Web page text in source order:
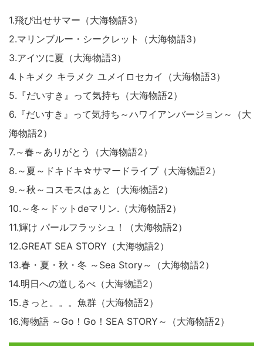
1.飛び出せサマー（大海物語3）
2.マリンブルー・シークレット（大海物語3）
3.アイツに夏（大海物語3）
4.トキメク キラメク ユメイロセカイ（大海物語3）
5.『だいすき』って気持ち（大海物語2）
6.『だいすき』って気持ち～ハワイアンバージョン～（大
海物語2）
7.～春～ありがとう（大海物語2）
8.～夏～ドキドキ☆サマードライブ（大海物語2）
9.～秋～コスモスはぁと（大海物語2）
10.～冬～ドットdeマリン.（大海物語2）
11.輝け パールフラッシュ！（大海物語2）
12.GREAT SEA STORY（大海物語2）
13.春・夏・秋・冬 ～Sea Story～（大海物語2）
14.明日への道しるべ（大海物語2）
15.きっと。。。魚群（大海物語2）
16.海物語 ～Go！Go！SEA STORY～（大海物語2）